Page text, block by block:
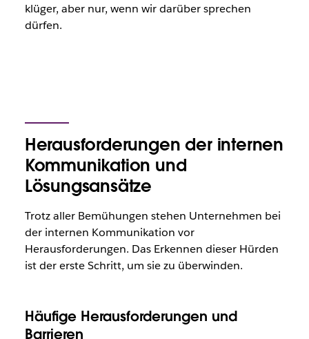
klüger, aber nur, wenn wir darüber sprechen
dürfen.
Herausforderungen der internen
Kommunikation und
Lösungsansätze
Trotz aller Bemühungen stehen Unternehmen bei
der internen Kommunikation vor
Herausforderungen. Das Erkennen dieser Hürden
ist der erste Schritt, um sie zu überwinden.
Häufige Herausforderungen und
Barrieren